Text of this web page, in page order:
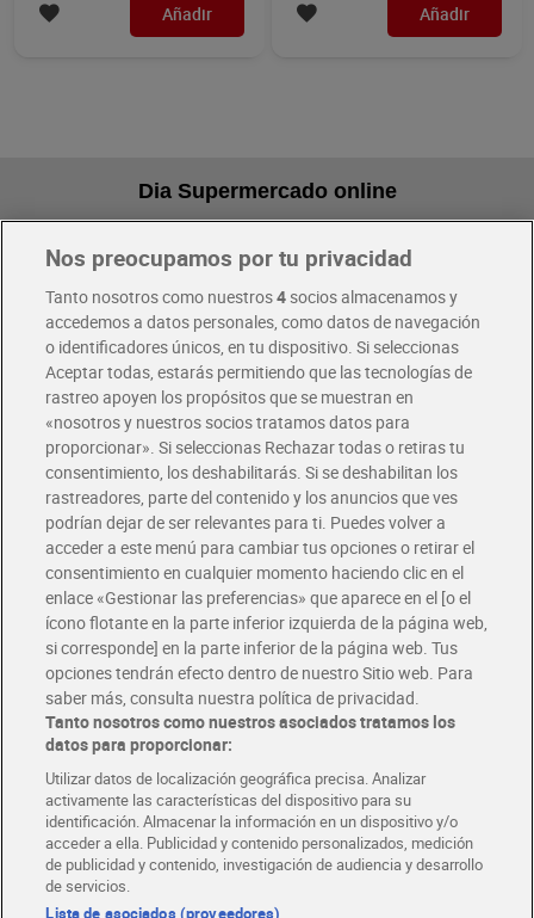
Añadir Añadir
Dia Supermercado online
Pide hoy, recibe hoy
Envío gratis por compras superiores a 100€
Envío estandar por 4,99€
Glovo y Uber Eats
Solicita tu factura de Glovo o Uber Eats
Únete al CLUB Dia
Disfruta las ventajas y ofertas exclusivas.
Descárgate la APP Dia
Folletos y Tiendas
Descubre las mejores ofertas y busca tu tienda más cercana
Tarjeta MaX Dia
Te devuelve hasta 8€/mes de tus compras.
¡Solicita tu tarjeta de crédito aquí!
COMER MEJOR CADA DIA
COLABORA CON DIA ABRE TU TIENDA DIA CORPORATE
Nos preocupamos por tu privacidad
Tanto nosotros como nuestros4socios almacenamos y
accedemos a datos personales, como datos de navegación
o identificadores únicos, en tu dispositivo. Si seleccionas
Aceptar todas, estarás permitiendo que las tecnologías de
rastreo apoyen los propósitos que se muestran en
«nosotros y nuestros socios tratamos datos para
proporcionar». Si seleccionas Rechazar todas o retiras tu
consentimiento, los deshabilitarás. Si se deshabilitan los
rastreadores, parte del contenido y los anuncios que ves
podrían dejar de ser relevantes para ti. Puedes volver a
acceder a este menú para cambiar tus opciones o retirar el
consentimiento en cualquier momento haciendo clic en el
enlace «Gestionar las preferencias» que aparece en el [o el
ícono flotante en la parte inferior izquierda de la página web,
si corresponde] en la parte inferior de la página web. Tus
opciones tendrán efecto dentro de nuestro Sitio web. Para
saber más, consulta nuestra política de privacidad.
Tanto nosotros como nuestros asociados tratamos los
datos para proporcionar:
Utilizar datos de localización geográfica precisa. Analizar
activamente las características del dispositivo para su
identificación. Almacenar la información en un dispositivo y/o
acceder a ella. Publicidad y contenido personalizados, medición
de publicidad y contenido, investigación de audiencia y desarrollo
de servicios.
Lista de asociados (proveedores)